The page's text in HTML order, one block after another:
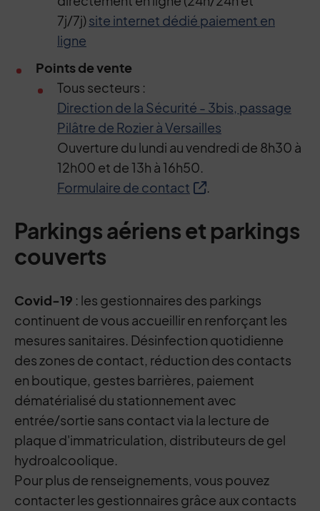
7j/7j)site internet dédié paiement en
ligne
Points de vente
Tous secteurs :
Direction de la Sécurité - 3bis, passage
Pilâtre de Rozier à Versailles
Ouverture du lundi au vendredi de 8h30 à
12h00 et de 13h à 16h50.
Formulaire de contact
.
Parkings aériens et parkings
couverts
Covid-19 : les gestionnaires des parkings
continuent de vous accueillir en renforçant les
mesures sanitaires. Désinfection quotidienne
des zones de contact, réduction des contacts
en boutique, gestes barrières, paiement
dématérialisé du stationnement avec
entrée/sortie sans contact via la lecture de
plaque d'immatriculation, distributeurs de gel
hydroalcoolique.
Pour plus de renseignements, vous pouvez
contacter les gestionnaires grâce aux contacts